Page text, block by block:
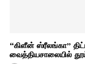
“கிளீன் ஸ்ரீலங்கா”
வைத்தியசாலையில்